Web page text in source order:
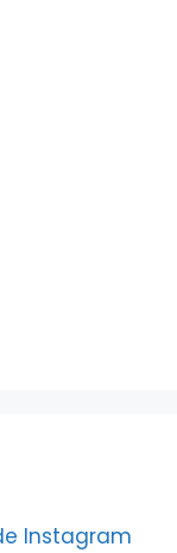
Instagram